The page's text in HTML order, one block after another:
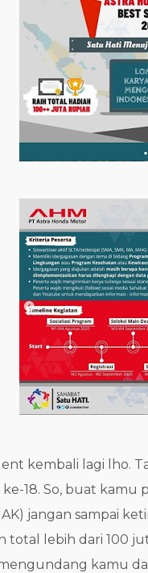
kembali lagi lho.
18. So, buat
jangan sampai
total lebih dari 100
mengundang kamu